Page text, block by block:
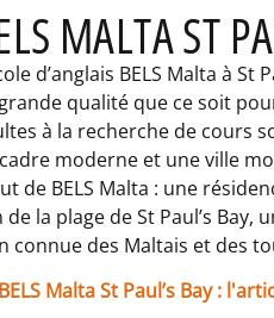
MALTA ST
d’anglais BELS Malta à
qualité que ce soit
à la recherche de cours
moderne et une ville
de BELS Malta : une
de la plage de St Paul’s
connue des Maltais et des
BELS Malta St Paul’s Bay :